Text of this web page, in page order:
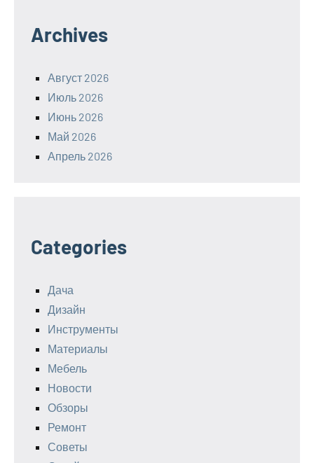
Archives
Август 2026
Июль 2026
Июнь 2026
Май 2026
Апрель 2026
Categories
Дача
Дизайн
Инструменты
Материалы
Мебель
Новости
Обзоры
Ремонт
Советы